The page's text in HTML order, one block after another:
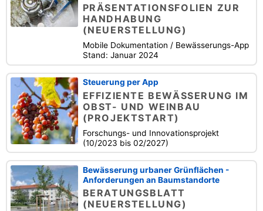
PRÄSENTATIONSFOLIEN ZUR
HANDHABUNG
(NEUERSTELLUNG)
Mobile Dokumentation / Bewässerungs-App
Stand: Januar 2024
Steuerung per App
EFFIZIENTE BEWÄSSERUNG IM
OBST- UND WEINBAU
(PROJEKTSTART)
Forschungs- und Innovationsprojekt
(10/2023 bis 02/2027)
Bewässerung urbaner Grünflächen -
Anforderungen an Baumstandorte
BERATUNGSBLATT
(NEUERSTELLUNG)